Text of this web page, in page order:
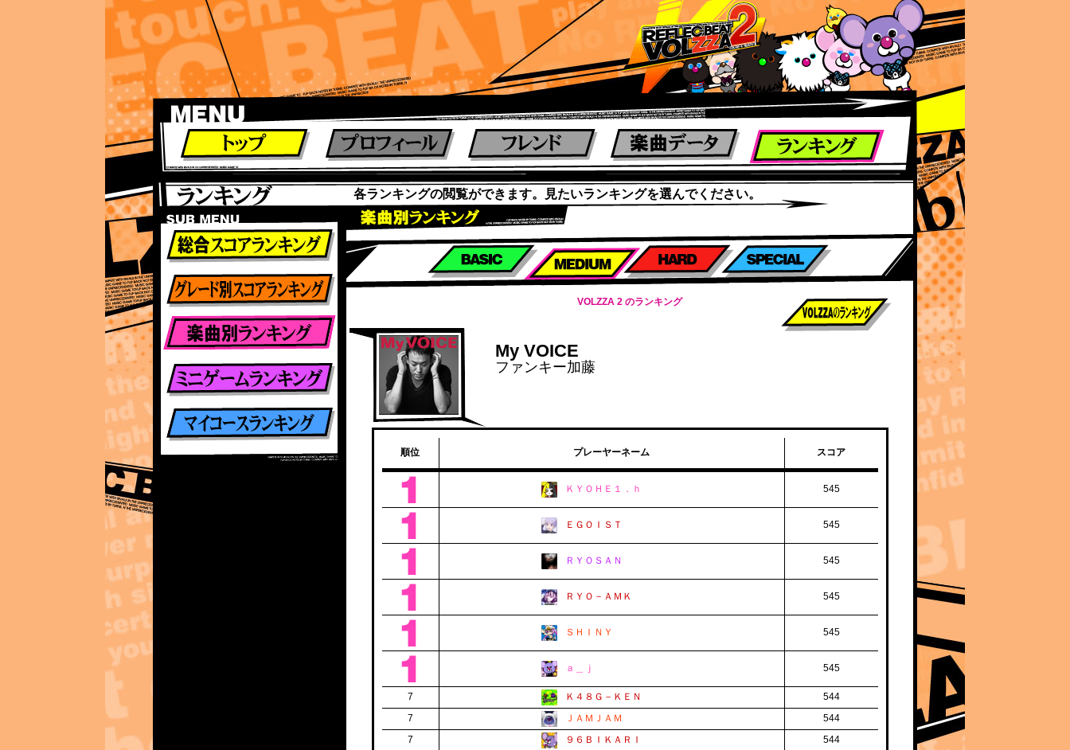
ランキング
各ランキングの閲覧ができます。見たいランキングを選んでください。
ランキング
グレード別ランキング
楽曲別スコアランキング
VOLZZA 2 のランキング
My VOICE
ファンキー加藤
順位 プレーヤーネーム スコア
ＫＹＯＨＥ１．ｈ 545
ＥＧＯＩＳＴ 545
ＲＹＯＳＡＮ 545
ＲＹＯ－ＡＭＫ 545
ＳＨＩＮＹ 545
ａ＿ｊ 545
7 Ｋ４８Ｇ－ＫＥＮ
544
7
ＪＡＭＪＡＭ
544
7
９６ＢＩＫＡＲＩ
544